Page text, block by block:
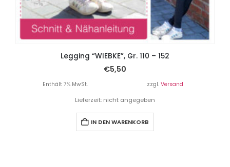
Legging “WIEBKE”, Gr. 110 – 152
€5,50
Enthält 7% MwSt. zzgl. Versand
Lieferzeit: nicht angegeben
IN DEN WARENKORB